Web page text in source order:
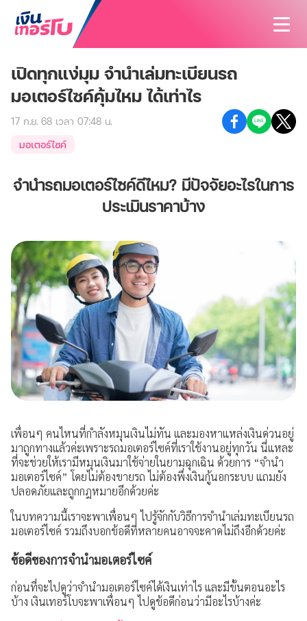
สนใจสินเชื่อ
สินเชื่อรถมอเตอร์ไซค์
สินเชื่อรถแทรกเตอร์
สนใจประกัน
ประกันรถยนต์
ประกันอุบัติเหตุ
ประกันบ้านและคอนโด
บทความ
นักลงทุนสัมพันธ์
รู้จักเงินเทอร์โบ
วิสัยทัศน์และพันธกิจ
บริษัทฯ และวัฒนธรรมองค์กร
ประสบการณ์ลูกค้า
คำถามที่พบบ่อย
ร่วมงานกับเรา
เรื่องราวใหม่ๆ
ข่าวสาร กิจกรรม และโปรโมชัน
วิดีโอเงินเทอร์โบ
ข้อมูลต่างๆ
เงื่อนไขการใช้งานเว็บไซต์
การคุ้มครองข้อมูลส่วนบุคคล
ประกาศดอกเบี้ยและค่าธรรมเนียม
ติดต่อเรา
เปิดทุกแง่มุม จำนำเล่มทะเบียนรถ
มอเตอร์ไซค์คุ้มไหม ได้เท่าไร
17 ก.ย. 68 เวลา 07:48 น.
มอเตอร์ไซค์
จำนำรถมอเตอร์ไซค์ดีไหม? มีปัจจัยอะไรในการ
ประเมินราคาบ้าง
เพื่อนๆ คนไหนที่กำลังหมุนเงินไม่ทัน และมองหาแหล่งเงินด่วนอยู่
มาถูกทางแล้วค่ะเพราะรถมอเตอร์ไซค์ที่เราใช้งานอยู่ทุกวัน นี่แหละ
ที่จะช่วยให้เรามีหมุนเงินมาใช้จ่ายในยามฉุกเฉิน ด้วยการ “จำนำ
มอเตอร์ไซค์” โดยไม่ต้องขายรถ ไม่ต้องพึ่งเงินกู้นอกระบบ แถมยัง
ปลอดภัยและถูกกฎหมายอีกด้วยค่ะ
ในบทความนี้เราจะพาเพื่อนๆ ไปรู้จักกับวิธีการจำนำเล่มทะเบียนรถ
มอเตอร์ไซค์ รวมถึงบอกข้อดีที่หลายคนอาจจะคาดไม่ถึงอีกด้วยค่ะ
ข้อดีของการจำนำมอเตอร์ไซค์
ก่อนที่จะไปดูว่าจำนำมอเตอร์ไซค์ได้เงินเท่าไร และมีขั้นตอนอะไร
บ้าง เงินเทอร์โบจะพาเพื่อนๆ ไปดูข้อดีก่อนว่ามีอะไรบ้างค่ะ